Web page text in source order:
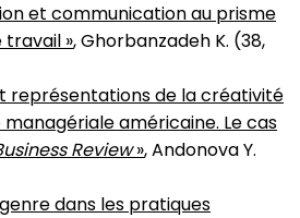
et communication au prisme
travail », Ghorbanzadeh K. (38,
représentations de la créativité
américaine. Le cas
Review», Andonova Y.
genre dans les pratiques